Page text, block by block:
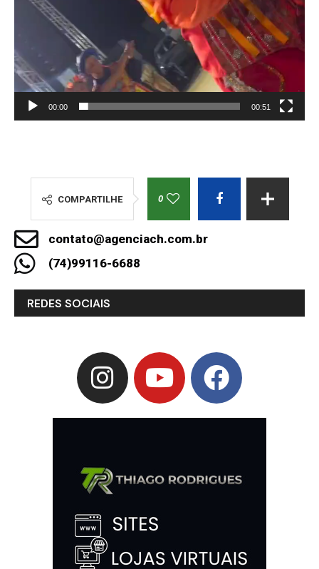
00:00 00:51
COMPARTILHE 0
contato@agenciach.com.br
(74)99116-6688
REDES SOCIAIS